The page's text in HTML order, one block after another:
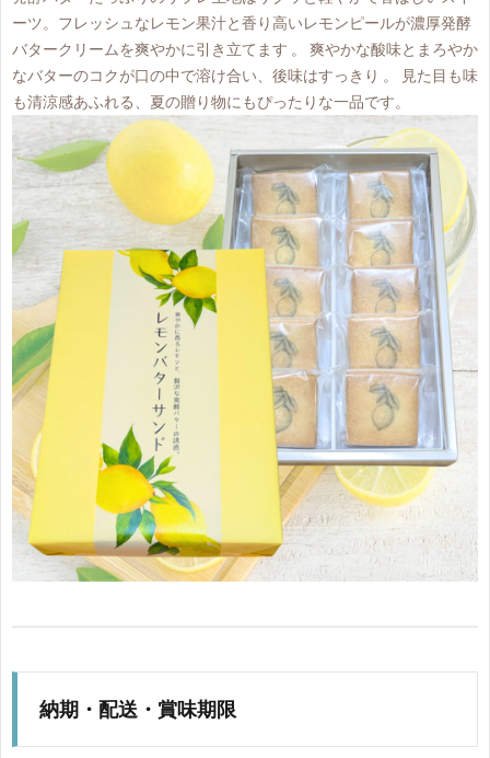
ーツ。フレッシュなレモン果汁と香り高いレモンピールが濃厚発酵
バタークリームを爽やかに引き立てます 。 爽やかな酸味とまろやか
なバターのコクが口の中で溶け合い、後味はすっきり 。 見た目も味
も清涼感あふれる、夏の贈り物にもぴったりな一品です。
納期・配送・賞味期限